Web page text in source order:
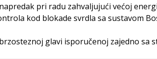
pri radu zahvaljujući većoj
kod blokade svrdla sa sustavom
glavi isporučenoj zajedno sa